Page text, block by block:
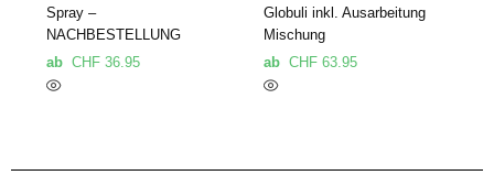
Spray –
NACHBESTELLUNG
ab CHF 36.95
Globuli inkl. Ausarbeitung
Mischung
ab CHF 63.95